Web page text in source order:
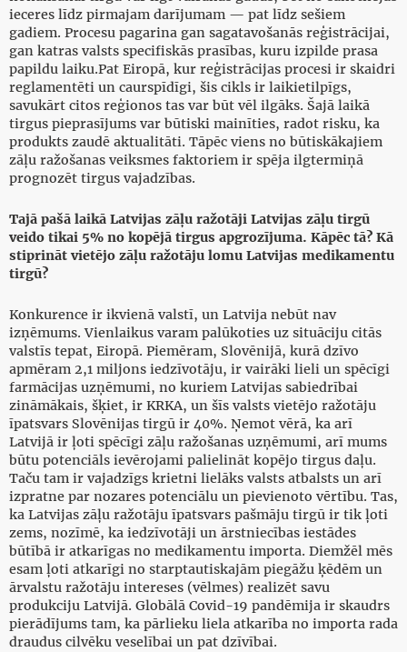
ieceres līdz pirmajam darījumam — pat līdz sešiem
gadiem. Procesu pagarina gan sagatavošanās reģistrācijai,
gan katras valsts specifiskās prasības, kuru izpilde prasa
papildu laiku.Pat Eiropā, kur reģistrācijas procesi ir skaidri
reglamentēti un caurspīdīgi, šis cikls ir laikietilpīgs,
savukārt citos reģionos tas var būt vēl ilgāks. Šajā laikā
tirgus pieprasījums var būtiski mainīties, radot risku, ka
produkts zaudē aktualitāti. Tāpēc viens no būtiskākajiem
zāļu ražošanas veiksmes faktoriem ir spēja ilgtermiņā
prognozēt tirgus vajadzības.
Tajā pašā laikā Latvijas zāļu ražotāji Latvijas zāļu tirgū
veido tikai 5% no kopējā tirgus apgrozījuma. Kāpēc tā? Kā
stiprināt vietējo zāļu ražotāju lomu Latvijas medikamentu
tirgū?
Konkurence ir ikvienā valstī, un Latvija nebūt nav
izņēmums. Vienlaikus varam palūkoties uz situāciju citās
valstīs tepat, Eiropā. Piemēram, Slovēnijā, kurā dzīvo
apmēram 2,1 miljons iedzīvotāju, ir vairāki lieli un spēcīgi
farmācijas uzņēmumi, no kuriem Latvijas sabiedrībai
zināmākais, šķiet, ir KRKA, un šīs valsts vietējo ražotāju
īpatsvars Slovēnijas tirgū ir 40%. Ņemot vērā, ka arī
Latvijā ir ļoti spēcīgi zāļu ražošanas uzņēmumi, arī mums
būtu potenciāls ievērojami palielināt kopējo tirgus daļu.
Taču tam ir vajadzīgs krietni lielāks valsts atbalsts un arī
izpratne par nozares potenciālu un pievienoto vērtību. Tas,
ka Latvijas zāļu ražotāju īpatsvars pašmāju tirgū ir tik ļoti
zems, nozīmē, ka iedzīvotāji un ārstniecības iestādes
būtībā ir atkarīgas no medikamentu importa. Diemžēl mēs
esam ļoti atkarīgi no starptautiskajām piegāžu ķēdēm un
ārvalstu ražotāju intereses (vēlmes) realizēt savu
produkciju Latvijā. Globālā Covid-19 pandēmija ir skaudrs
pierādījums tam, ka pārlieku liela atkarība no importa rada
draudus cilvēku veselībai un pat dzīvībai.